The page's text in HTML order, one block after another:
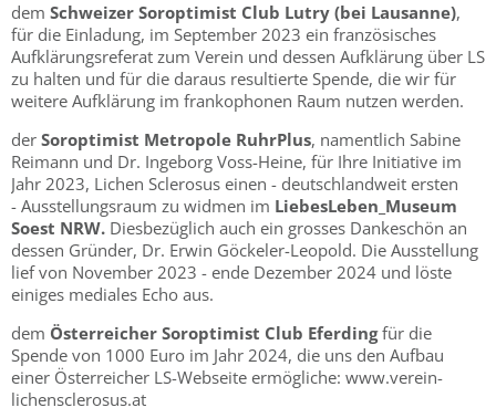
dem Schweizer Soroptimist Club Lutry (bei Lausanne),
für die Einladung, im September 2023 ein französisches
Aufklärungsreferat zum Verein und dessen Aufklärung über LS
zu halten und für die daraus resultierte Spende, die wir für
weitere Aufklärung im frankophonen Raum nutzen werden.
der Soroptimist Metropole RuhrPlus, namentlich Sabine
Reimann und Dr. Ingeborg Voss-Heine, für Ihre Initiative im
Jahr 2023, Lichen Sclerosus einen - deutschlandweit ersten
- Ausstellungsraum zu widmen im LiebesLeben_Museum
Soest NRW. Diesbezüglich auch ein grosses Dankeschön an
dessen Gründer, Dr. Erwin Göckeler-Leopold. Die Ausstellung
lief von November 2023 - ende Dezember 2024 und löste
einiges mediales Echo aus.
dem Österreicher Soroptimist Club Eferdingfür die
Spende von 1000 Euro im Jahr 2024, die uns den Aufbau
einer Österreicher LS-Webseite ermögliche: www.verein-
lichensclerosus.at